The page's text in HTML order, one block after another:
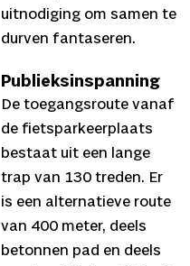
uitnodiging om samen te
durven fantaseren.
Publieksinspanning
De toegangsroute vanaf
de fietsparkeerplaats
bestaat uit een lange
trap van 130 treden. Er
is een alternatieve route
van 400 meter, deels
betonnen pad en deels